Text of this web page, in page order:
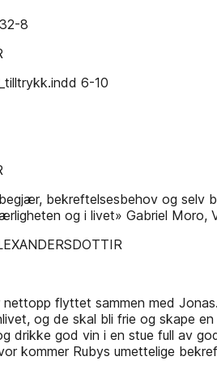
8
6-10
­bekreftelsesbehov og selv­
og i livet» Gabriel Moro,
flyttet sammen med
og de skal bli frie og skape
drikke god vin i en stue full av
kommer Rubys umettelige